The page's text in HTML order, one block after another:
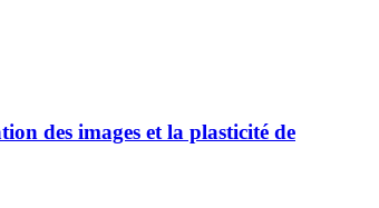
des images et la plasticité de